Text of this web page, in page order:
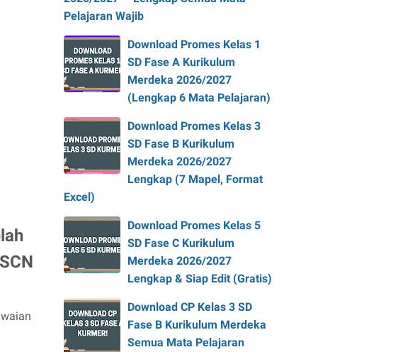
Pelajaran Wajib
Download Promes Kelas 1
SD Fase A Kurikulum
Merdeka 2026/2027
(Lengkap 6 Mata Pelajaran)
Download Promes Kelas 3
SD Fase B Kurikulum
Merdeka 2026/2027
Lengkap (7 Mapel, Format
Excel)
Download Promes Kelas 5
SD Fase C Kurikulum
Merdeka 2026/2027
Lengkap & Siap Edit (Gratis)
Download CP Kelas 3 SD
Fase B Kurikulum Merdeka
Semua Mata Pelajaran